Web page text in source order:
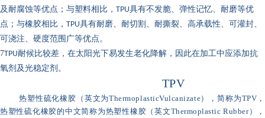
及耐腐蚀等优点；与塑料相比， TPU具有不发脆、弹性记忆、耐磨等优
点；与橡胶相比， TPU具有耐磨、耐切割、耐撕裂、高承载性、可灌封、
可浇注、硬度范围广等优点。
7TPU耐候比较差，在太阳光下易发生老化降解，因此在加工中应添加抗
氧剂及光稳定剂。
TPV
热塑性硫化橡胶（英文为ThermoplasticVulcanizate），简称为TPV，
热塑性硫化橡胶的中文简称为热塑性橡胶（英文Thermoplastic Rubber），